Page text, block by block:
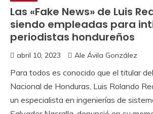
Las «Fake News» de Luis
siendo empleadas para
periodistas hondureños
abril 10, 2023 Ale Ávila González
Para todos es conocido que el titular
Nacional de Honduras, Luis Rolando
un especialista en ingenierías de